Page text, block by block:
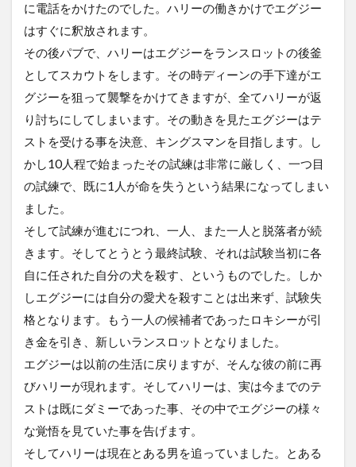
に電話をかけたのでした。ハリーの働きかけでエグジー
はすぐに釈放されます。
その後パブで、ハリーはエグジーをランスロットの後釜
としてスカウトをします。その時ディーンの手下達がエ
グジーを狙って襲撃をかけてきますが、全てハリーが返
り討ちにしてしまいます。その動きを見たエグジーはテ
ストを受ける事を決意、キングスマンを目指します。し
かし10人程で始まったその試練は非常に厳しく、一つ目
の試練で、既に1人が命を失うという結果になってしまい
ました。
そして試練が進むにつれ、一人、また一人と脱落者が続
きます。そしてとうとう最終試験、それは試験当初に各
自に任された自分の犬を殺す、というものでした。しか
しエグジーには自分の愛犬を殺すことは出来ず、試験失
格となります。もう一人の候補者であったロキシーが引
き金を引き、新しいランスロットとなりました。
エグジーは以前の生活に戻りますが、そんな彼の前に再
びハリーが現れます。そしてハリーは、実は今までのテ
ストは既にダミーであった事、その中でエグジーの様々
な覚悟を見ていた事を告げます。
そしてハリーは現在とある男を追っていました。とある